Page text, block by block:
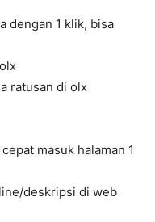
dengan 1 klik, bisa
ratusan di olx
masuk halaman 1
deskripsi di web